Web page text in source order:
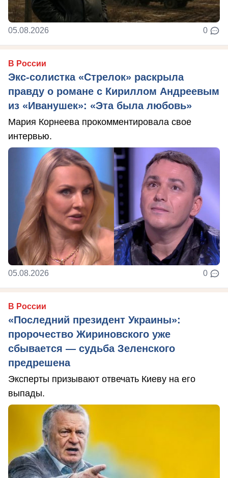
05.08.2026 0
В России
Экс-солистка «Стрелок» раскрыла
правду о романе с Кириллом Андреевым
из «Иванушек»: «Эта была любовь»
Мария Корнеева прокомментировала свое
интервью.
05.08.2026 0
В России
«Последний президент Украины»:
пророчество Жириновского уже
сбывается — судьба Зеленского
предрешена
Эксперты призывают отвечать Киеву на его
выпады.